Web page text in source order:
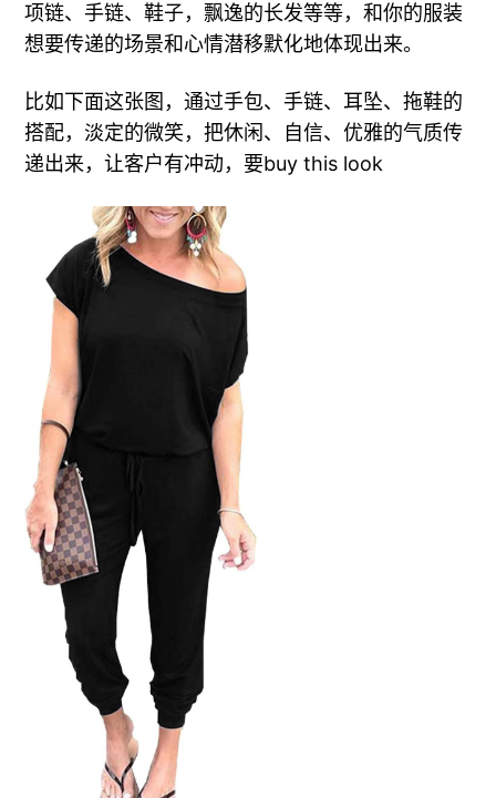
项链、手链、鞋子，飘逸的长发等等，和你的服装
想要传递的场景和心情潜移默化地体现出来。
比如下面这张图，通过手包、手链、耳坠、拖鞋的
搭配，淡定的微笑，把休闲、自信、优雅的气质传
递出来，让客户有冲动，要buy this look